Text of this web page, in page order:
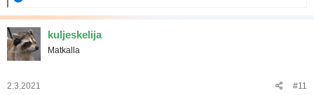
a
k
t
i
o
:
kuljeskelija
Matkalla
2.3.2021 #11